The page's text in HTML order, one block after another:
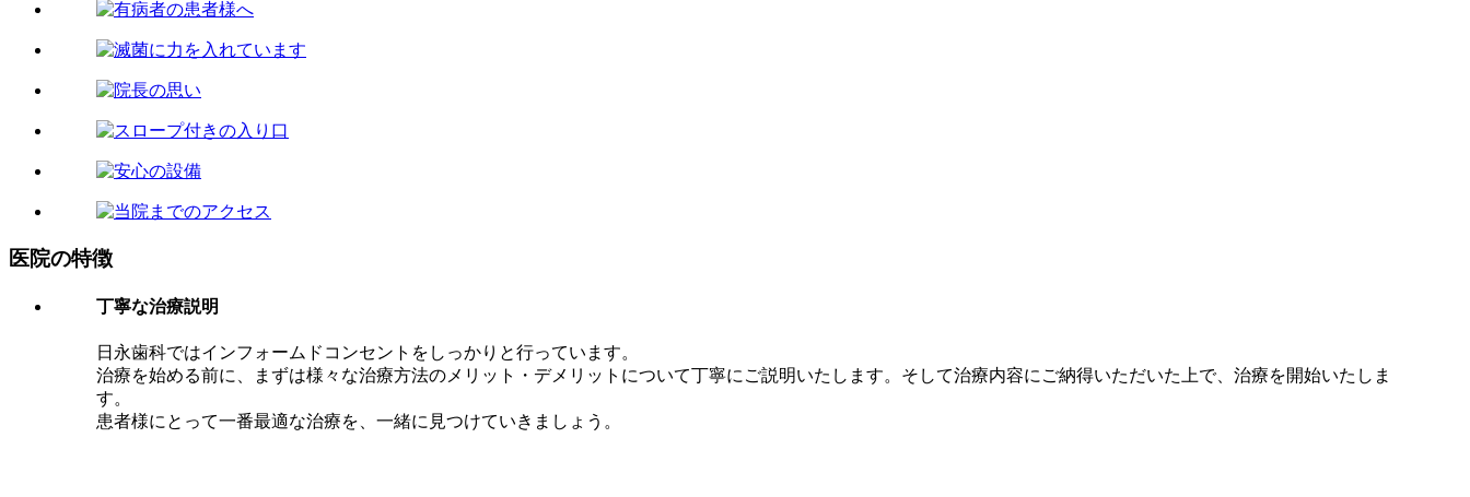
医院の特徴
丁寧な治療説明
日永歯科ではインフォームドコンセントをしっかりと行っています。
治療を始める前に、まずは様々な治療方法のメリット・デメリットについて丁寧にご説明いたします。そして治療内容にご納得いただいた上で、治療を開始いたしま
す。
患者様にとって一番最適な治療を、一緒に見つけていきましょう。